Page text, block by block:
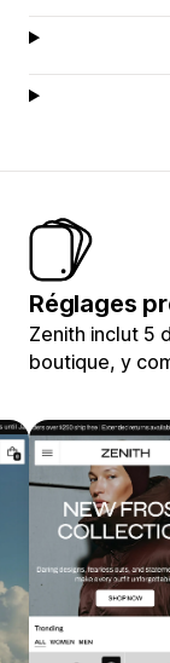
Réglages
Zenith inclut 5
boutique, y